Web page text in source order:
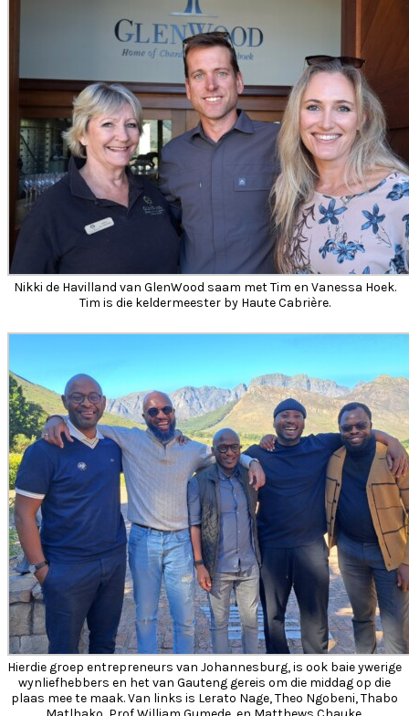
Nikki de Havilland van GlenWood saam met Tim en Vanessa Hoek.
Tim is die keldermeester by Haute Cabrière.
Hierdie groep entrepreneurs van Johannesburg, is ook baie ywerige
wynliefhebbers en het van Gauteng gereis om die middag op die
plaas mee te maak. Van links is Lerato Nage, Theo Ngobeni, Thabo